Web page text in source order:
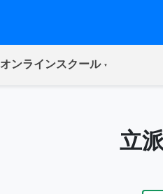
オンラインスクール(current)
立